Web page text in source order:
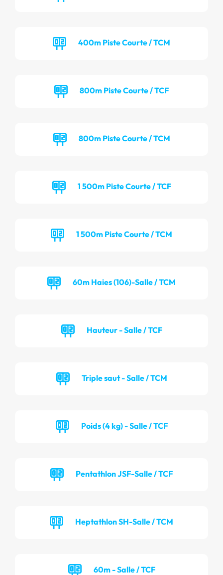
400m Piste Courte / TCM
800m Piste Courte / TCF
800m Piste Courte / TCM
1 500m Piste Courte / TCF
1 500m Piste Courte / TCM
60m Haies (106)-Salle / TCM
Hauteur - Salle / TCF
Triple saut - Salle / TCM
Poids (4 kg) - Salle / TCF
Pentathlon JSF-Salle / TCF
Heptathlon SH-Salle / TCM
60m - Salle / TCF